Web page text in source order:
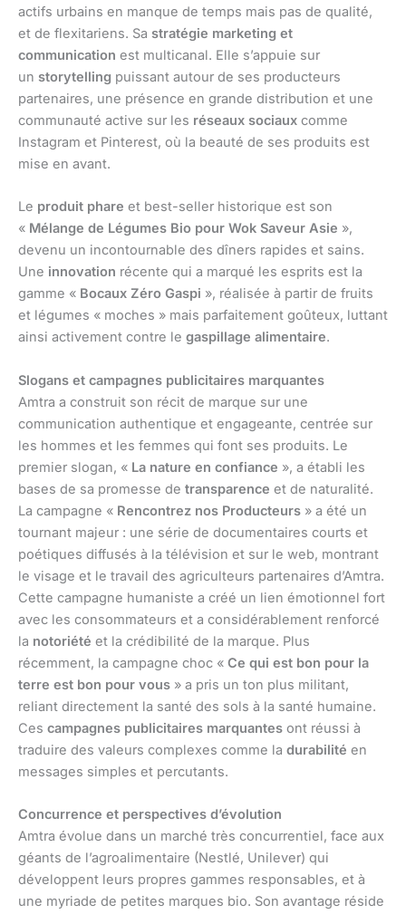
actifs urbains en manque de temps mais pas de qualité,
et de flexitariens. Sa stratégie marketing et
communication est multicanal. Elle s’appuie sur
un storytelling puissant autour de ses producteurs
partenaires, une présence en grande distribution et une
communauté active sur les réseaux sociaux comme
Instagram et Pinterest, où la beauté de ses produits est
mise en avant.
Le produit phare et best-seller historique est son
« Mélange de Légumes Bio pour Wok Saveur Asie »,
devenu un incontournable des dîners rapides et sains.
Une innovation récente qui a marqué les esprits est la
gamme « Bocaux Zéro Gaspi », réalisée à partir de fruits
et légumes « moches » mais parfaitement goûteux, luttant
ainsi activement contre le gaspillage alimentaire.
Slogans et campagnes publicitaires marquantes
Amtra a construit son récit de marque sur une
communication authentique et engageante, centrée sur
les hommes et les femmes qui font ses produits. Le
premier slogan, « La nature en confiance », a établi les
bases de sa promesse de transparence et de naturalité.
La campagne « Rencontrez nos Producteurs » a été un
tournant majeur : une série de documentaires courts et
poétiques diffusés à la télévision et sur le web, montrant
le visage et le travail des agriculteurs partenaires d’Amtra.
Cette campagne humaniste a créé un lien émotionnel fort
avec les consommateurs et a considérablement renforcé
la notoriété et la crédibilité de la marque. Plus
récemment, la campagne choc « Ce qui est bon pour la
terre est bon pour vous » a pris un ton plus militant,
reliant directement la santé des sols à la santé humaine.
Ces campagnes publicitaires marquantes ont réussi à
traduire des valeurs complexes comme la durabilité en
messages simples et percutants.
Concurrence et perspectives d’évolution
Amtra évolue dans un marché très concurrentiel, face aux
géants de l’agroalimentaire (Nestlé, Unilever) qui
développent leurs propres gammes responsables, et à
une myriade de petites marques bio. Son avantage réside